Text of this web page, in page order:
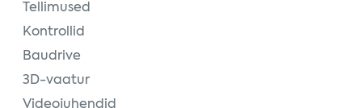
Tellimused
Kontrollid
Baudrive
3D-vaatur
Videojuhendid